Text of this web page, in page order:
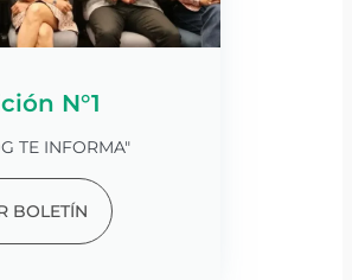
N°1
TE INFORMA"
BOLETÍN